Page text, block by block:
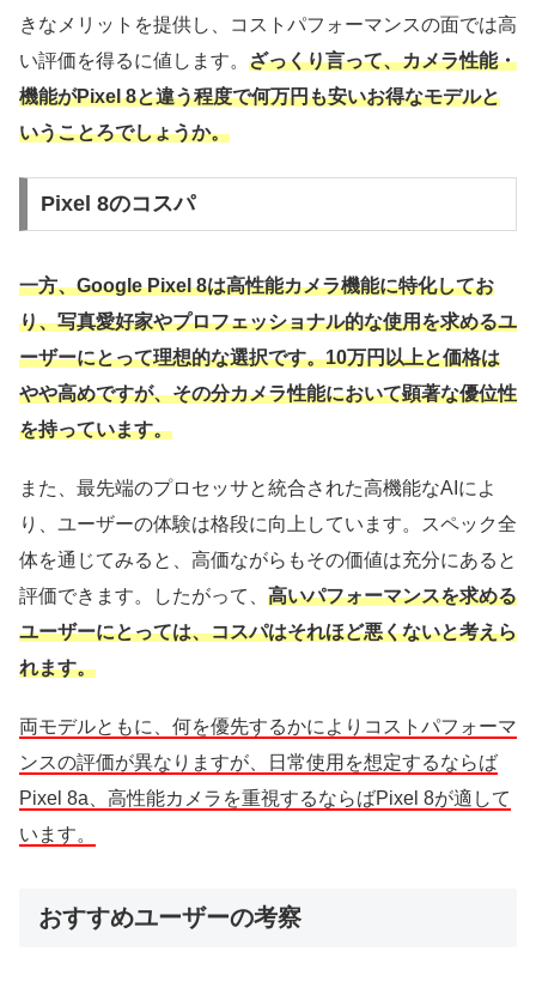
きなメリットを提供し、コストパフォーマンスの面では高
い評価を得るに値します。 ざっくり言って、カメラ性能・
機能がPixel 8と違う程度で何万円も安いお得なモデルと
いうことろでしょうか。
Pixel 8のコスパ
一方、Google Pixel 8は高性能カメラ機能に特化してお
り、写真愛好家やプロフェッショナル的な使用を求めるユ
ーザーにとって理想的な選択です。10万円以上と価格は
やや高めですが、その分カメラ性能において顕著な優位性
を持っています。
また、最先端のプロセッサと統合された高機能なAIによ
り、ユーザーの体験は格段に向上しています。スペック全
体を通じてみると、高価ながらもその価値は充分にあると
評価できます。したがって、 高いパフォーマンスを求める
ユーザーにとっては、コスパはそれほど悪くないと考えら
れます。
両モデルともに、何を優先するかによりコストパフォーマ
ンスの評価が異なりますが、日常使用を想定するならば
Pixel 8a、高性能カメラを重視するならばPixel 8が適して
います。
おすすめユーザーの考察